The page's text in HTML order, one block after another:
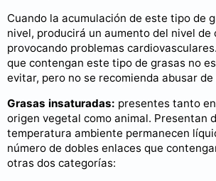
Cuando la acumulación de este tipo de
nivel, producirá un aumento del nivel de
provocando problemas
que contengan este tipo de grasas no
evitar, pero no se recomienda abusar de
Grasas insaturadas: presentes tanto
origen vegetal como animal. Presentan
temperatura ambiente permanecen
número de dobles enlaces que
otras dos categorías: